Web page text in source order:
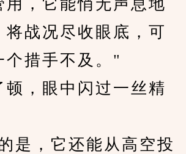
用，它能悄无声息地
将战况尽收眼底，可
个措手不及。"
，眼中闪过一丝精
，它还能从高空投